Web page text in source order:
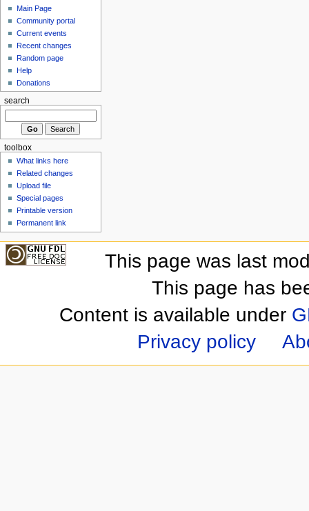
Main Page
Community portal
Current events
Recent changes
Random page
Help
Donations
search
toolbox
What links here
Related changes
Upload file
Special pages
Printable version
Permanent link
This page was last
This page has
Content is available under
Privacy policy